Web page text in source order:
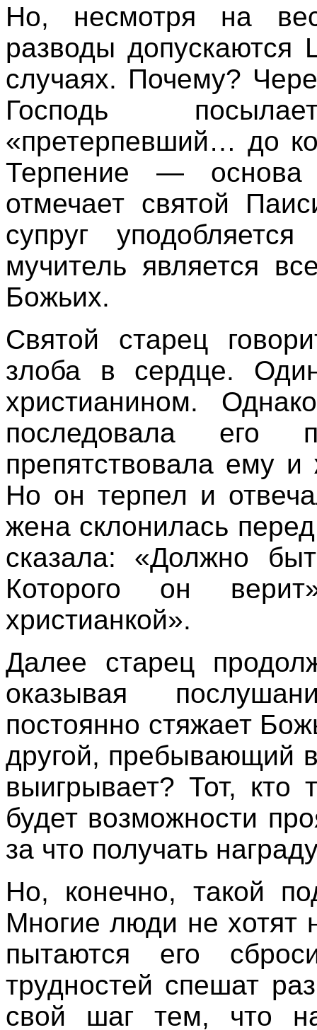
Но, несмотря на
разводы допускаются
случаях. Почему?
Господь
«претерпевший… до
Терпение — основа
отмечает святой
супруг
мучитель является
Божьих.
Святой старец
злоба в сердце.
христианином.
последовала
препятствовала ему
Но он терпел и
жена склонилась
сказала: «Должно
Которого он
христианкой».
Далее старец
оказывая
постоянно стяжает
другой, пребывающий
выигрывает? Тот, кто
будет возможности
за что получать
Но, конечно, такой
Многие люди не хотят
пытаются его
трудностей спешат
свой шаг тем, что